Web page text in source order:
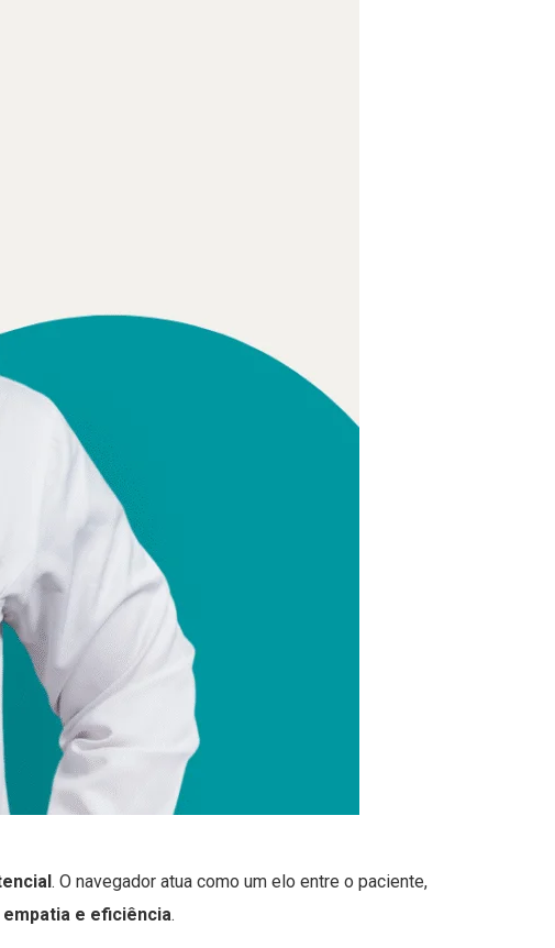
. O navegador atua como um elo entre o paciente,
e eficiência.